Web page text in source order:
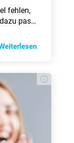
feh­len,
pas­
Das Set­
und
Wäh­rend
un­be­
vie­